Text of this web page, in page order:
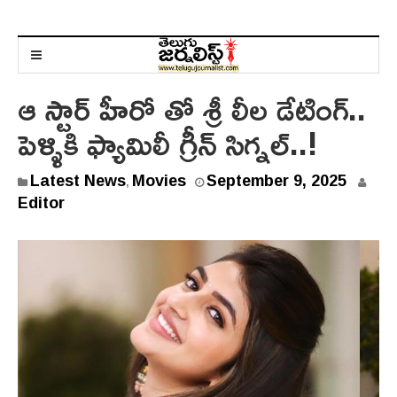
ఆ స్టార్ హీరో తో శ్రీ లీల డేటింగ్..
పెళ్ళికి ఫ్యామిలీ గ్రీన్ సిగ్నల్..!
Latest News, Movies September 9, 2025S
t
Editor